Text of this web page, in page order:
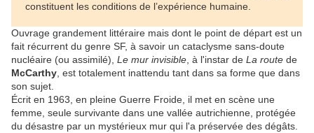
constituent les conditions de l’expérience humaine.
Ouvrage grandement littéraire mais dont le point de départ est un
fait récurrent du genre SF, à savoir un cataclysme sans-doute
nucléaire (ou assimilé), Le mur invisible , à l'instar de La route de
McCarthy , est totalement inattendu tant dans sa forme que dans
son sujet.
Écrit en 1963, en pleine Guerre Froide, il met en scène une
femme, seule survivante dans une vallée autrichienne, protégée
du désastre par un mystérieux mur qui l'a préservée des dégâts.